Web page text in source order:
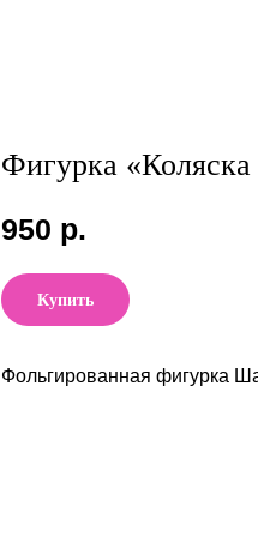
Фигурка
950 р.
Купить
Фольгированная фигурка